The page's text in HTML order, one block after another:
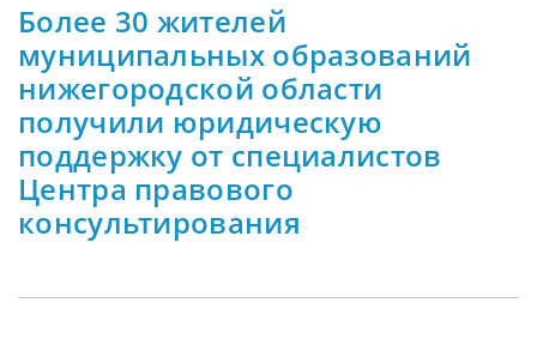
Более 30 жителей
муниципальных образований
нижегородской области
получили юридическую
поддержку от специалистов
Центра правового
консультирования